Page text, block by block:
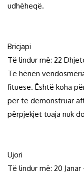
udhëheqë.
Bricjapi
Të lindur më: 22
Të hënën
fituese. Është koha
për të demonstruar
përpjekjet tuaja nuk
Ujori
Të lindur më: 20 Janar